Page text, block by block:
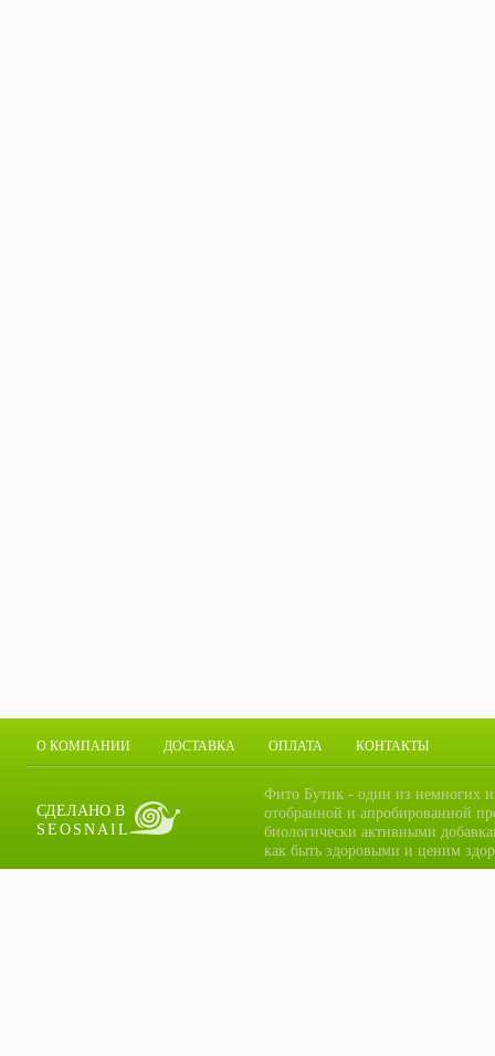
О КОМПАНИИ ДОСТАВКА ОПЛАТА КОНТАКТЫ
СДЕЛАНО В
SEOSNAIL
Фито Бутик - один из немногих
отобранной и апробированной
биологически активными
как быть здоровыми и ценим